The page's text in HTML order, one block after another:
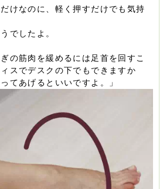
けなのに、軽く押すだけでも気持
でしたよ。
の筋肉を緩めるには足首を回すこ
スでデスクの下でもできますか
てあげるといいですよ。」